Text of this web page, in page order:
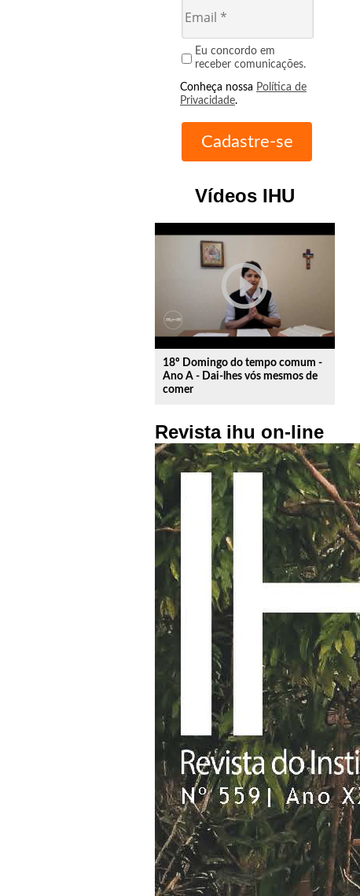
Eu concordo em
receber comunicações.
Conheça nossa Política de
Privacidade.
Vídeos IHU
play_circle_outline
18º Domingo do tempo comum -
Ano A - Dai-lhes vós mesmos de
comer
Revista ihu on-line